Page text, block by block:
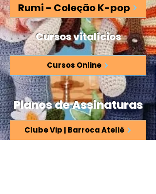
Rumi - Coleção K-pop
Cursos vitalícios
Cursos Online
Planos de Assinaturas
Clube Vip | Barroca Ateliê